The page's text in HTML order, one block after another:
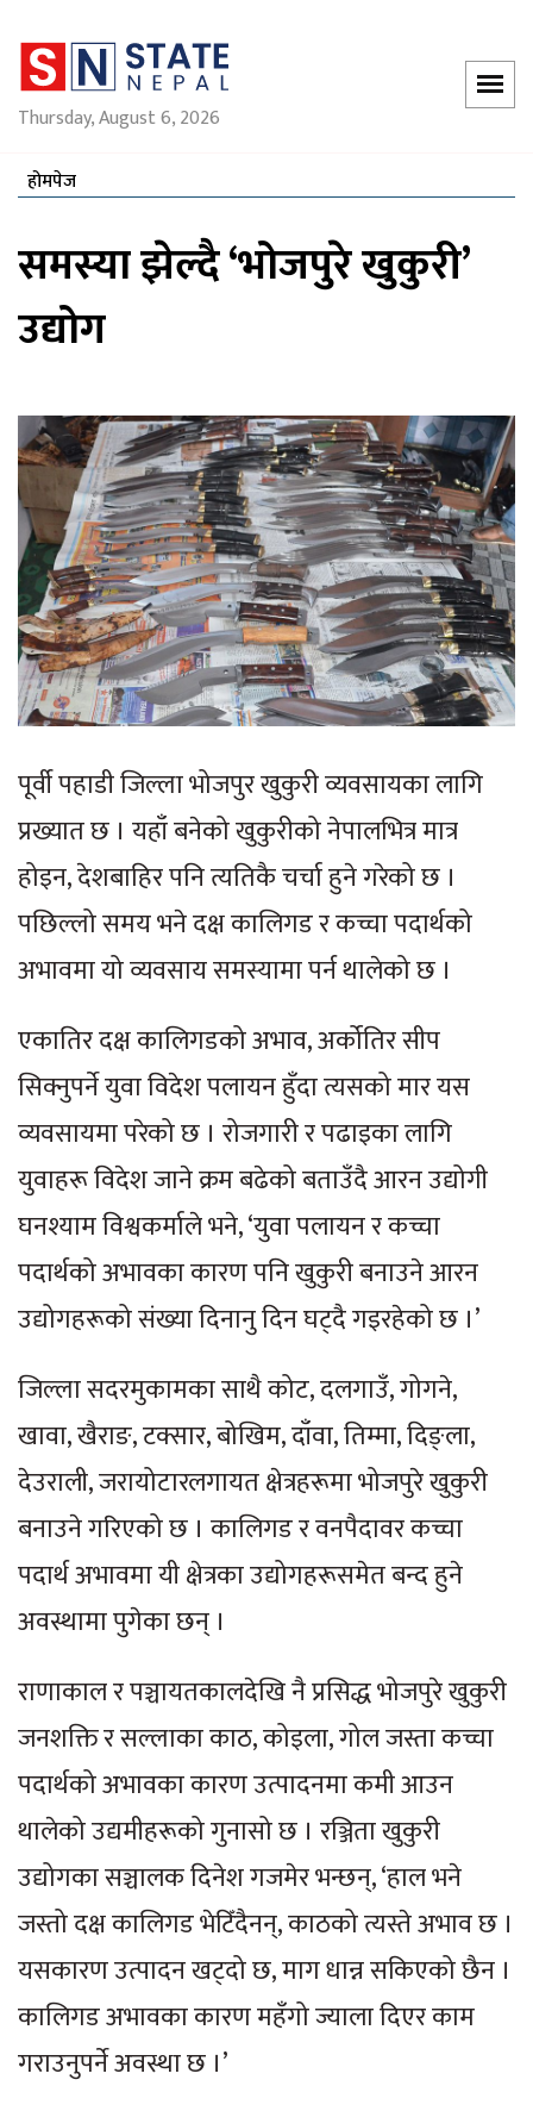
Thursday, August 6, 2026
होमपेज
समस्या झेल्दै ‘भोजपुरे खुकुरी’
उद्योग
पूर्वी पहाडी जिल्ला भोजपुर खुकुरी व्यवसायका लागि
प्रख्यात छ । यहाँ बनेको खुकुरीको नेपालभित्र मात्र
होइन, देशबाहिर पनि त्यतिकै चर्चा हुने गरेको छ ।
पछिल्लो समय भने दक्ष कालिगड र कच्चा पदार्थको
अभावमा यो व्यवसाय समस्यामा पर्न थालेको छ ।
एकातिर दक्ष कालिगडको अभाव, अर्कोतिर सीप
सिक्नुपर्ने युवा विदेश पलायन हुँदा त्यसको मार यस
व्यवसायमा परेको छ । रोजगारी र पढाइका लागि
युवाहरू विदेश जाने क्रम बढेको बताउँदै आरन उद्योगी
घनश्याम विश्वकर्माले भने, ‘युवा पलायन र कच्चा
पदार्थको अभावका कारण पनि खुकुरी बनाउने आरन
उद्योगहरूको संख्या दिनानु दिन घट्दै गइरहेको छ ।’
जिल्ला सदरमुकामका साथै कोट, दलगाउँ, गोगने,
खावा, खैराङ, टक्सार, बोखिम, दाँवा, तिम्मा, दिङ्ला,
देउराली, जरायोटारलगायत क्षेत्रहरूमा भोजपुरे खुकुरी
बनाउने गरिएको छ । कालिगड र वनपैदावर कच्चा
पदार्थ अभावमा यी क्षेत्रका उद्योगहरूसमेत बन्द हुने
अवस्थामा पुगेका छन् ।
राणाकाल र पञ्चायतकालदेखि नै प्रसिद्ध भोजपुरे खुकुरी
जनशक्ति र सल्लाका काठ, कोइला, गोल जस्ता कच्चा
पदार्थको अभावका कारण उत्पादनमा कमी आउन
थालेको उद्यमीहरूको गुनासो छ । रञ्जिता खुकुरी
उद्योगका सञ्चालक दिनेश गजमेर भन्छन्, ‘हाल भने
जस्तो दक्ष कालिगड भेटिँदैनन्, काठको त्यस्ते अभाव छ ।
यसकारण उत्पादन खट्दो छ, माग धान्न सकिएको छैन ।
कालिगड अभावका कारण महँगो ज्याला दिएर काम
गराउनुपर्ने अवस्था छ ।’